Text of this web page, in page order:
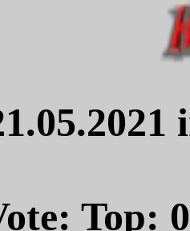
Top: 0